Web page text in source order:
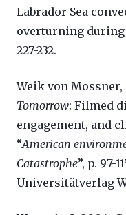
Labrador Sea
overturning during
227-232.
Weik von Mossner,
Tomorrow: Filmed
engagement, and
“American
Catastrophe”, p. 97-
Universitätverlag